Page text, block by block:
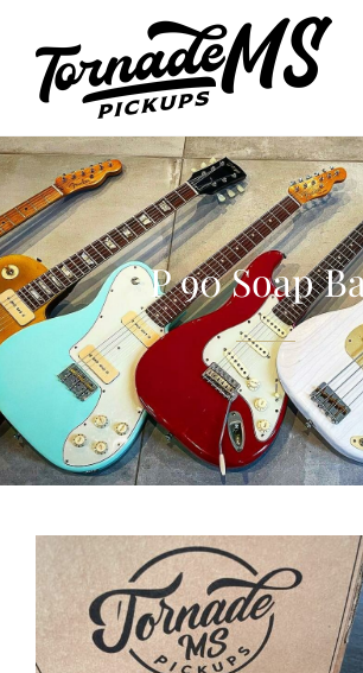
P 90 Soap